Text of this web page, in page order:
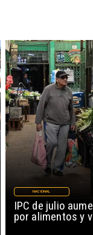
IPC de julio
por alimentos y
NACIONAL